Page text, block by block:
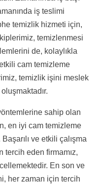
iş teslimi
temizlik hizmeti için,
temizlenmesi
de, kolaylıkla
cam temizleme
temizlik işini meslek
sahip olan
en iyi cam temizleme
ve etkili çalışma
tercih eden firmamız,
En son ve
her zaman için tercih